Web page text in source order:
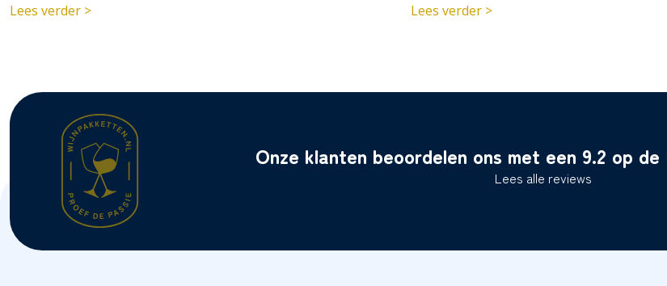
Lees verder >
Lees verder >
Onze klanten beoordelen ons met een 9.2 op
Lees alle reviews